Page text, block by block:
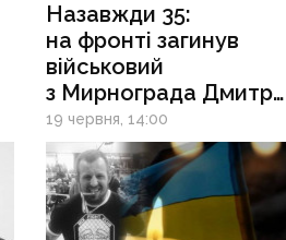
Назавжди 35:
на фронті загинув
військовий
з Мирнограда Дмитро
Ілющенко
19 червня, 14:00